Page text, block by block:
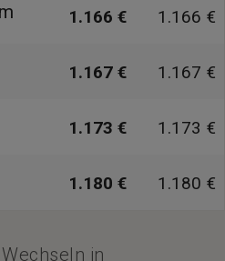
1.166 € 1.166 €
1.167 € 1.167 €
1.173 € 1.173 €
1.180 € 1.180 €
in